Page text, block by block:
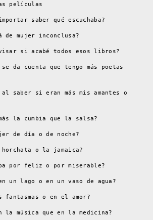
películas
saber qué escuchaba?
de mujer inconclusa?
si acabé todos esos libros?
da cuenta que tengo más poetas
al saber si eran más mis amantes o
la cumbia que la salsa?
de día o de noche?
o la jamaica?
por feliz o por miserable?
un lago o en un vaso de agua?
o en el amor?
la música que en la medicina?